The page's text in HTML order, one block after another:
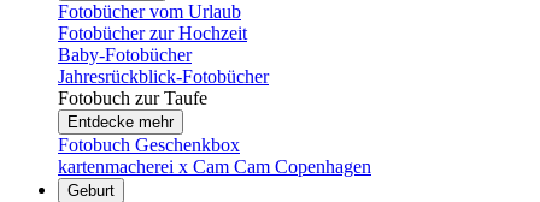
Fotobücher vom Urlaub
Fotobücher zur Hochzeit
Baby-Fotobücher
Jahresrückblick-Fotobücher
Fotobuch zur Taufe
Entdecke mehr
Fotobuch Geschenkbox
kartenmacherei x Cam Cam Copenhagen
Geburt